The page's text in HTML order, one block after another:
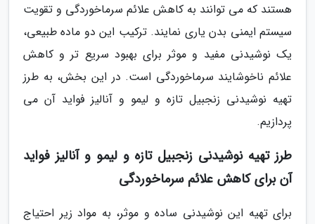
هستند که می توانند به کاهش علائم سرماخوردگی و تقویت
سیستم ایمنی بدن یاری نمایند. ترکیب این دو ماده طبیعی،
یک نوشیدنی مفید و موثر برای بهبود سریع تر و کاهش
علائم ناخوشایند سرماخوردگی است. در این بخش، به طرز
تهیه نوشیدنی زنجبیل تازه و لیمو و آنالیز فواید آن می
پردازیم.
طرز تهیه نوشیدنی زنجبیل تازه و لیمو و آنالیز فواید
آن برای کاهش علائم سرماخوردگی
برای تهیه این نوشیدنی ساده و موثر، به مواد زیر احتیاج